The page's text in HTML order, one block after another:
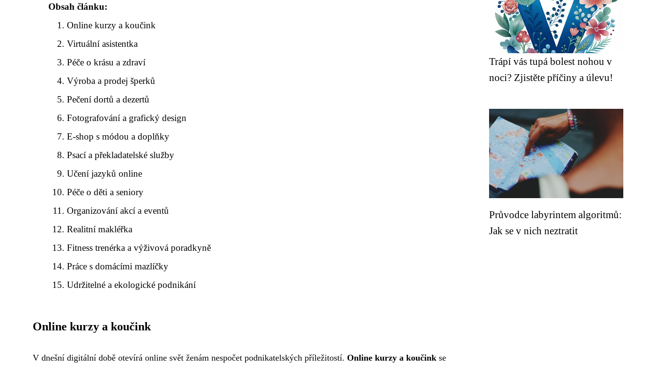
Obsah článku:
Online kurzy a koučink
Virtuální asistentka
Péče o krásu a zdraví
Výroba a prodej šperků
Pečení dortů a dezertů
Fotografování a grafický design
E-shop s módou a doplňky
Psací a překladatelské služby
Učení jazyků online
Péče o děti a seniory
Organizování akcí a eventů
Realitní makléřka
Fitness trenérka a výživová poradkyně
Práce s domácími mazlíčky
Udržitelné a ekologické podnikání
Online kurzy a koučink
V dnešní digitální době otevírá online svět ženám nespočet podnikatelských příležitostí. Online kurzy a koučink se
Trápí vás tupá bolest nohou v
noci? Zjistěte příčiny a úlevu!
Průvodce labyrintem algoritmů:
Jak se v nich neztratit